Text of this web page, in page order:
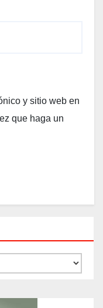
y sitio web en
que haga un